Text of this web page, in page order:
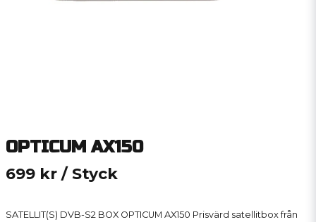
OPTICUM AX150
699 kr / Styck
SATELLIT(S) DVB-S2 BOX OPTICUM AX150 Prisvärd satellitbox från